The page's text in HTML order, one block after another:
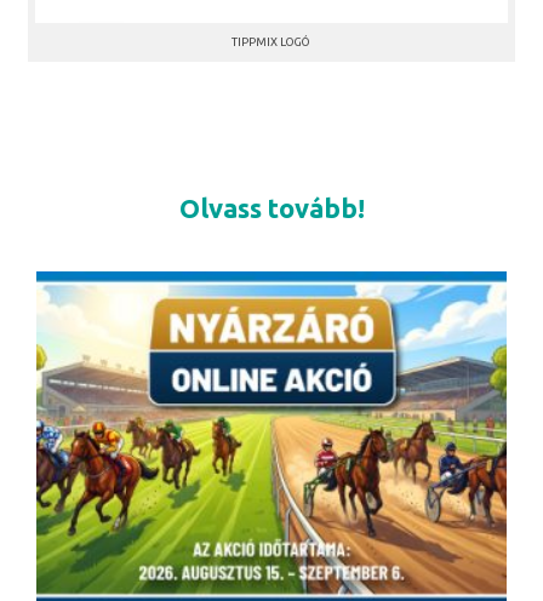
TIPPMIX LOGÓ
Olvass tovább!